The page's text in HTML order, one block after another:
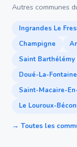
Autres communes
Ingrandes Le
Champigne
Saint Barthélémy
Doué-La-Fontaine
Saint-Macaire-
Le Louroux-
→ Toutes les